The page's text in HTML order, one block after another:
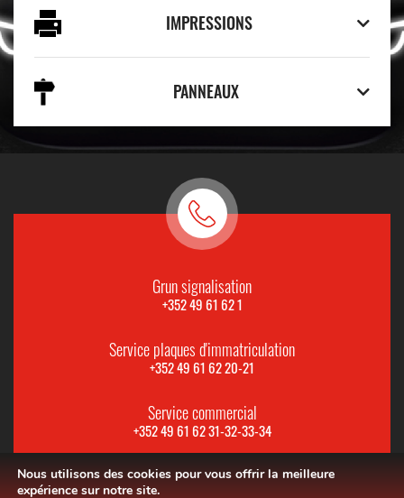
IMPRESSIONS
PANNEAUX
Grun signalisation
+352 49 61 62 1
Service plaques d'immatriculation
+352 49 61 62 20-21
Service commercial
+352 49 61 62 31-32-33-34
Nous utilisons des cookies pour vous offrir la meilleure
expérience sur notre site.